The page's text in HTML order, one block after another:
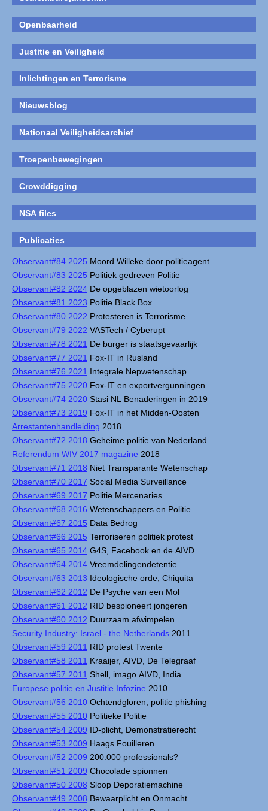
Openbaarheid
Justitie en Veiligheid
Inlichtingen en Terrorisme
Nieuwsblog
Nationaal Veiligheidsarchief
Troepenbewegingen
Crowddigging
NSA files
Publicaties
Observant#84 2025 Moord Willeke door politieagent
Observant#83 2025 Politiek gedreven Politie
Observant#82 2024 De opgeblazen wietoorlog
Observant#81 2023 Politie Black Box
Observant#80 2022 Protesteren is Terrorisme
Observant#79 2022 VASTech / Cyberupt
Observant#78 2021 De burger is staatsgevaarlijk
Observant#77 2021 Fox-IT in Rusland
Observant#76 2021 Integrale Nepwetenschap
Observant#75 2020 Fox-IT en exportvergunningen
Observant#74 2020 Stasi NL Benaderingen in 2019
Observant#73 2019 Fox-IT in het Midden-Oosten
Arrestantenhandleiding 2018
Observant#72 2018 Geheime politie van Nederland
Referendum WIV 2017 magazine 2018
Observant#71 2018 Niet Transparante Wetenschap
Observant#70 2017 Social Media Surveillance
Observant#69 2017 Politie Mercenaries
Observant#68 2016 Wetenschappers en Politie
Observant#67 2015 Data Bedrog
Observant#66 2015 Terroriseren politiek protest
Observant#65 2014 G4S, Facebook en de AIVD
Observant#64 2014 Vreemdelingendetentie
Observant#63 2013 Ideologische orde, Chiquita
Observant#62 2012 De Psyche van een Mol
Observant#61 2012 RID bespioneert jongeren
Observant#60 2012 Duurzaam afwimpelen
Security Industry: Israel - the Netherlands 2011
Observant#59 2011 RID protest Twente
Observant#58 2011 Kraaijer, AIVD, De Telegraaf
Observant#57 2011 Shell, imago AIVD, India
Europese politie en Justitie Infozine 2010
Observant#56 2010 Ochtendgloren, politie phishing
Observant#55 2010 Politieke Politie
Observant#54 2009 ID-plicht, Demonstratierecht
Observant#53 2009 Haags Fouilleren
Observant#52 2009 200.000 professionals?
Observant#51 2009 Chocolade spionnen
Observant#50 2008 Sloop Deporatiemachine
Observant#49 2008 Bewaarplicht en Onmacht